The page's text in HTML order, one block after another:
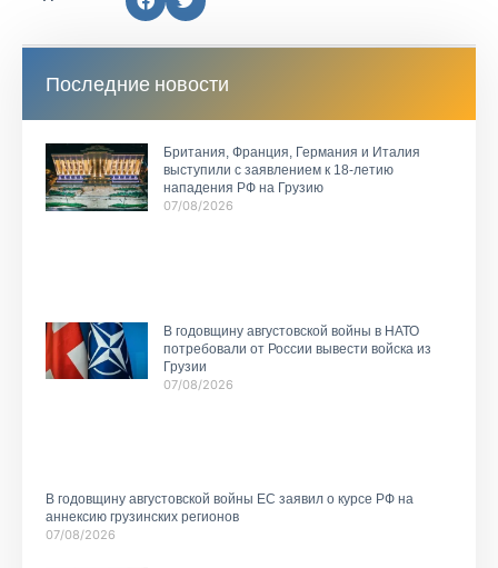
Последние новости
Британия, Франция, Германия и Италия
выступили с заявлением к 18-летию
нападения РФ на Грузию
07/08/2026
В годовщину августовской войны в НАТО
потребовали от России вывести войска из
Грузии
07/08/2026
В годовщину августовской войны ЕС заявил о курсе РФ на
аннексию грузинских регионов
07/08/2026